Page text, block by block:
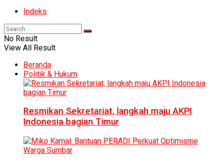
Indeks
No Result
View All Result
Beranda
Politik & Hukum
Resmikan Sekretariat, langkah maju AKPI
Indonesia bagian Timur